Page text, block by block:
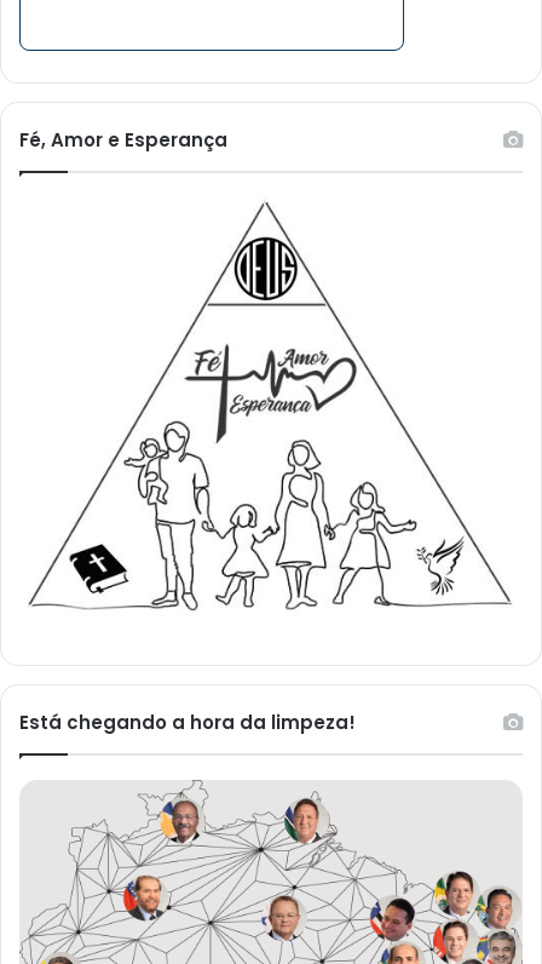
Fé, Amor e Esperança
Está chegando a hora da limpeza!